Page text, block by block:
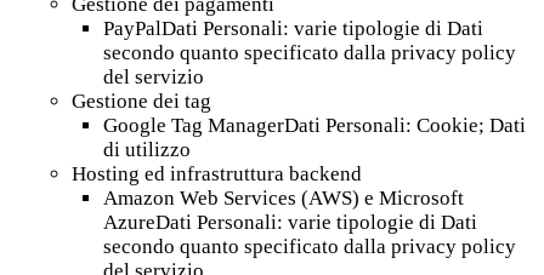
PayPalDati Personali: varie tipologie di Dati
secondo quanto specificato dalla privacy policy
del servizio
Gestione dei tag
Google Tag ManagerDati Personali: Cookie; Dati
di utilizzo
Hosting ed infrastruttura backend
Amazon Web Services (AWS) e Microsoft
AzureDati Personali: varie tipologie di Dati
secondo quanto specificato dalla privacy policy